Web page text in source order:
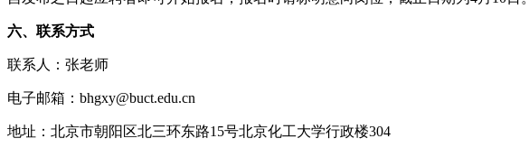
六、联系方式
联系人：张老师
电子邮箱：bhgxy@buct.edu.cn
地址：北京市朝阳区北三环东路15号北京化工大学行政楼304